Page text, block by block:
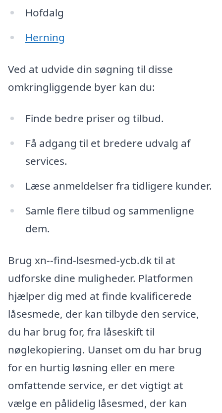
Hofdalg
Herning
Ved at udvide din søgning til disse
omkringliggende byer kan du:
Finde bedre priser og tilbud.
Få adgang til et bredere udvalg af
services.
Læse anmeldelser fra tidligere kunder.
Samle flere tilbud og sammenligne
dem.
Brug xn--find-lsesmed-ycb.dk til at
udforske dine muligheder. Platformen
hjælper dig med at finde kvalificerede
låsesmede, der kan tilbyde den service,
du har brug for, fra låseskift til
nøglekopiering. Uanset om du har brug
for en hurtig løsning eller en mere
omfattende service, er det vigtigt at
vælge en pålidelig låsesmed, der kan